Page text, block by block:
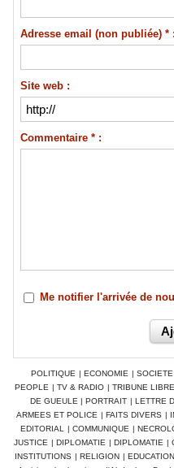
Adresse email (non publiée) * :
Site web :
Commentaire * :
Me notifier l'arrivée de
POLITIQUE | ECONOMIE | SOCIETE
PEOPLE | TV & RADIO | TRIBUNE LIBRE
DE GUEULE | PORTRAIT | LETTRE
ARMEES ET POLICE | FAITS DIVERS |
EDITORIAL
| COMMUNIQUE |
JUSTICE | DIPLOMATIE | DIPLOMATIE |
INSTITUTIONS | RELIGION | EDUCATION